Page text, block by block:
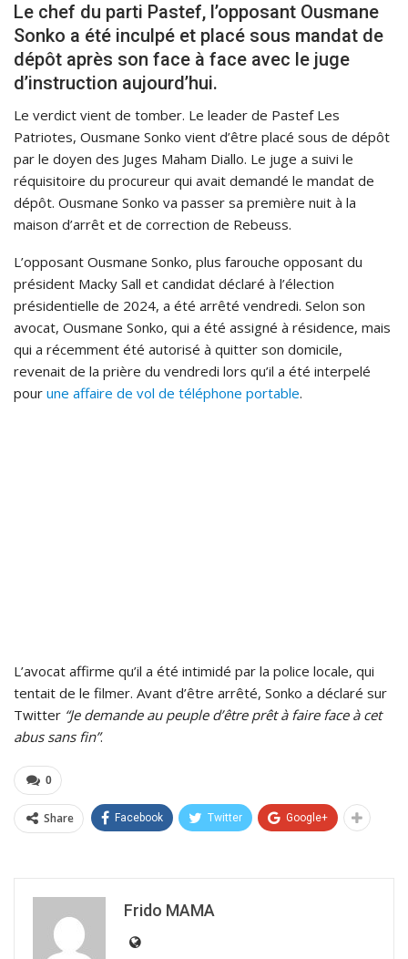
Le chef du parti Pastef, l’opposant Ousmane
Sonko a été inculpé et placé sous mandat de
dépôt après son face à face avec le juge
d’instruction aujourd’hui.
Le verdict vient de tomber. Le leader de Pastef Les
Patriotes, Ousmane Sonko vient d’être placé sous de dépôt
par le doyen des Juges Maham Diallo. Le juge a suivi le
réquisitoire du procureur qui avait demandé le mandat de
dépôt. Ousmane Sonko va passer sa première nuit à la
maison d’arrêt et de correction de Rebeuss.
L’opposant Ousmane Sonko, plus farouche opposant du
président Macky Sall et candidat déclaré à l’élection
présidentielle de 2024, a été arrêté vendredi. Selon son
avocat, Ousmane Sonko, qui a été assigné à résidence, mais
qui a récemment été autorisé à quitter son domicile,
revenait de la prière du vendredi lors qu’il a été interpelé
pour une affaire de vol de téléphone portable.
L’avocat affirme qu’il a été intimidé par la police locale, qui
tentait de le filmer. Avant d’être arrêté, Sonko a déclaré sur
Twitter “Je demande au peuple d’être prêt à faire face à cet
abus sans fin”.
0
Share Facebook Twitter Google+
Frido MAMA